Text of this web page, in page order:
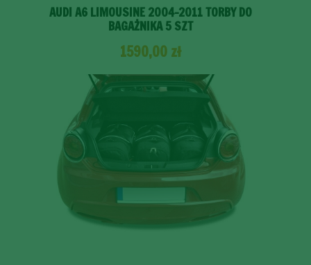
AUDI A6 LIMOUSINE 2004-2011 TORBY DO
BAGAŻNIKA 5 SZT
1590,00 zł